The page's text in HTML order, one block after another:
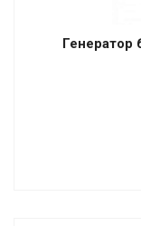
Генератор